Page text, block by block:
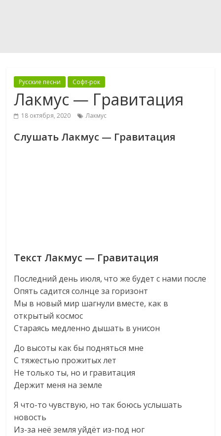
Русские песни Софт-рок
Лакмус — Гравитация
18 октября, 2020 Лакмус
Слушать Лакмус — Гравитация
Текст Лакмус — Гравитация
Последний день июля, что же будет с нами после
Опять садится солнце за горизонт
Мы в новый мир шагнули вместе, как в
открытый космос
Стараясь медленно дышать в унисон
До высоты как бы подняться мне
С тяжестью прожитых лет
Не только ты, но и гравитация
Держит меня на земле
Я что-то чувствую, но так боюсь услышать
новость
Из-за неё земля уйдёт из-под ног